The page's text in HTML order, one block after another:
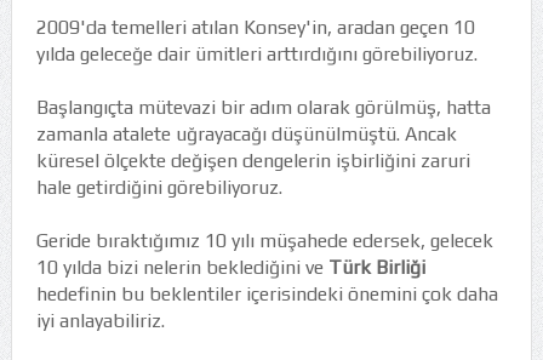
2009'da temelleri atılan Konsey'in, aradan geçen 10
yılda geleceğe dair ümitleri arttırdığını görebiliyoruz.
Başlangıçta mütevazi bir adım olarak görülmüş, hatta
zamanla atalete uğrayacağı düşünülmüştü. Ancak
küresel ölçekte değişen dengelerin işbirliğini zaruri
hale getirdiğini görebiliyoruz.
Geride bıraktığımız 10 yılı müşahede edersek, gelecek
10 yılda bizi nelerin beklediğini ve Türk Birliği
hedefinin bu beklentiler içerisindeki önemini çok daha
iyi anlayabiliriz.